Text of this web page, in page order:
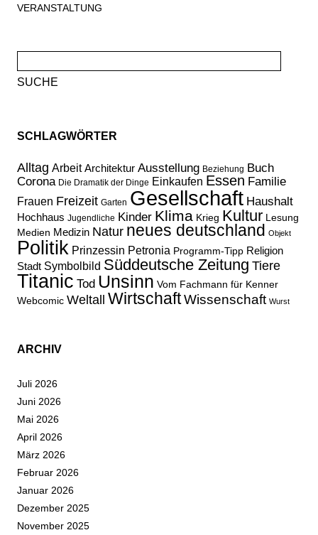
VERANSTALTUNG
nach:
SCHLAGWÖRTER
Alltag Arbeit Architektur Ausstellung Beziehung Buch
Corona Die Dramatik der Dinge Einkaufen Essen Familie
Frauen Freizeit Garten Gesellschaft Haushalt
Hochhaus Jugendliche Kinder Klima Krieg Kultur Lesung
Medien Medizin Natur neues deutschland Objekt
Politik Prinzessin Petronia Programm-Tipp Religion
Stadt Symbolbild Süddeutsche Zeitung Tiere
Titanic Tod Unsinn Vom Fachmann für Kenner
Webcomic Weltall WirtschaftWissenschaft Wurst
ARCHIV
Juli 2026
Juni 2026
Mai 2026
April 2026
März 2026
Februar 2026
Januar 2026
Dezember 2025
November 2025